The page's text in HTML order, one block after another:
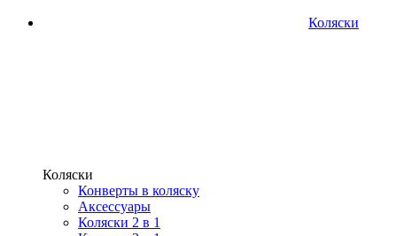
Коляски
Коляски
Конверты в коляску
Аксессуары
Коляски 2 в 1